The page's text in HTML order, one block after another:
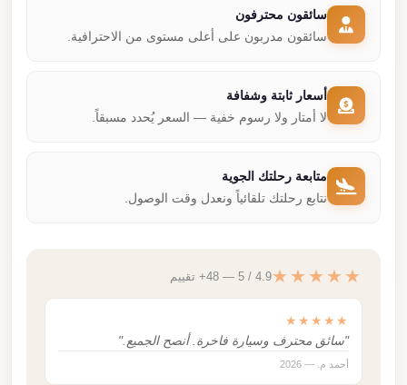
سائقون محترفون
سائقون مدربون على أعلى مستوى من الاحترافية.
أسعار ثابتة وشفافة
لا أمتار ولا رسوم خفية — السعر يُحدد مسبقاً.
متابعة رحلتك الجوية
نتابع رحلتك تلقائياً ونعدل وقت الوصول.
★★★★★4.9 / 5 — 48+ تقييم
★★★★★
"سائق محترف وسيارة فاخرة. أنصح الجميع."
أحمد م. — 2026